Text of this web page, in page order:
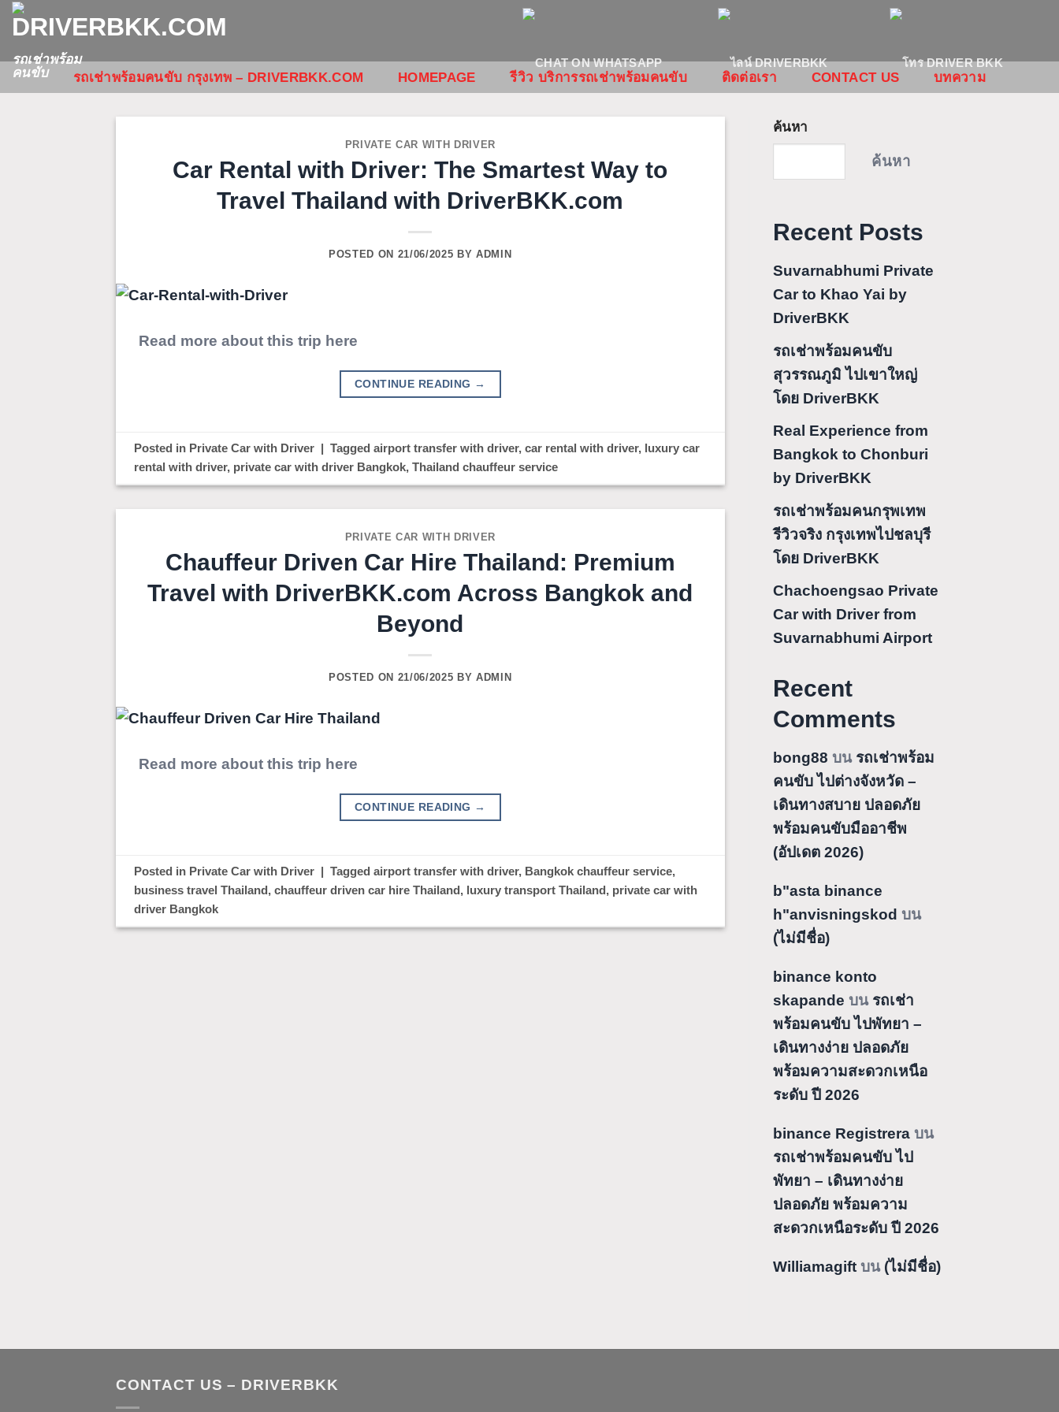
ข้าม
ไป
ยัง
เนื้อหา
รถเช่าพร้อม
คนขับ
รถเช่าพร้อมคนขับ กรุงเทพ – DRIVERBKK.COM HOMEPAGE รีวิว บริการรถเช่าพร้อมคนขับ ติดต่อเรา CONTACT US บทความ
PRIVATE CAR WITH DRIVER
Car Rental with Driver: The Smartest Way to
Travel Thailand with DriverBKK.com
POSTED ON 21/06/2025 BYADMIN
Read more about this trip here
CONTINUE READING →
Posted in Private Car with Driver | Tagged airport transfer with driver, car rental with driver, luxury car
rental with driver, private car with driver Bangkok, Thailand chauffeur service
PRIVATE CAR WITH DRIVER
Chauffeur Driven Car Hire Thailand: Premium
Travel with DriverBKK.com Across Bangkok and
Beyond
POSTED ON 21/06/2025 BYADMIN
Read more about this trip here
CONTINUE READING →
Posted in Private Car with Driver | Tagged airport transfer with driver, Bangkok chauffeur service,
business travel Thailand, chauffeur driven car hire Thailand, luxury transport Thailand, private car with
driver Bangkok
ค้นหา
ค้นหา
Recent Posts
Suvarnabhumi Private
Car to Khao Yai by
DriverBKK
รถเช่าพร้อมคนขับ
สุวรรณภูมิ ไปเขาใหญ่
โดย DriverBKK
Real Experience from
Bangkok to Chonburi
by DriverBKK
รถเช่าพร้อมคนกรุพเทพ
รีวิวจริง กรุงเทพไปชลบุรี
โดย DriverBKK
Chachoengsao Private
Car with Driver from
Suvarnabhumi Airport
Recent
Comments
bong88 บน รถเช่าพร้อม
คนขับ ไปต่างจังหวัด –
เดินทางสบาย ปลอดภัย
พร้อมคนขับมืออาชีพ
(อัปเดต 2026)
b"asta binance
h"anvisningskod บน
(ไม่มีชื่อ)
binance konto
skapande บน รถเช่า
พร้อมคนขับ ไปพัทยา –
เดินทางง่าย ปลอดภัย
พร้อมความสะดวกเหนือ
ระดับ ปี 2026
binance Registreraบน
รถเช่าพร้อมคนขับ ไป
พัทยา – เดินทางง่าย
ปลอดภัย พร้อมความ
สะดวกเหนือระดับ ปี 2026
Williamagiftบน (ไม่มีชื่อ)
CONTACT US – DRIVERBKK